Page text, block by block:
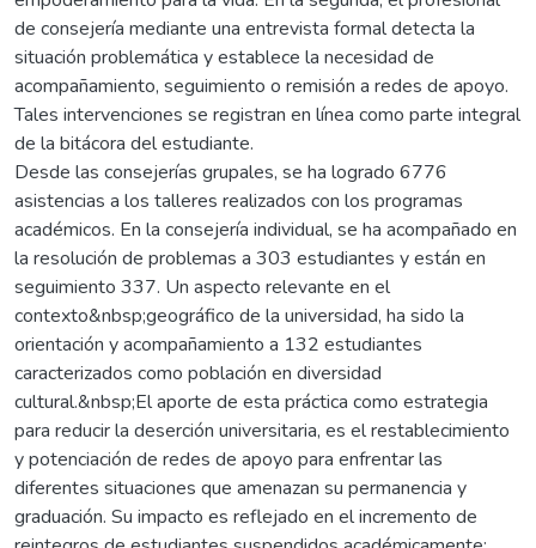
de consejería mediante una entrevista formal detecta la
situación problemática y establece la necesidad de
acompañamiento, seguimiento o remisión a redes de apoyo.
Tales intervenciones se registran en línea como parte integral
de la bitácora del estudiante.
Desde las consejerías grupales, se ha logrado 6776
asistencias a los talleres realizados con los programas
académicos. En la consejería individual, se ha acompañado en
la resolución de problemas a 303 estudiantes y están en
seguimiento 337. Un aspecto relevante en el
contexto&nbsp;geográfico de la universidad, ha sido la
orientación y acompañamiento a 132 estudiantes
caracterizados como población en diversidad
cultural.&nbsp;El aporte de esta práctica como estrategia
para reducir la deserción universitaria, es el restablecimiento
y potenciación de redes de apoyo para enfrentar las
diferentes situaciones que amenazan su permanencia y
graduación. Su impacto es reflejado en el incremento de